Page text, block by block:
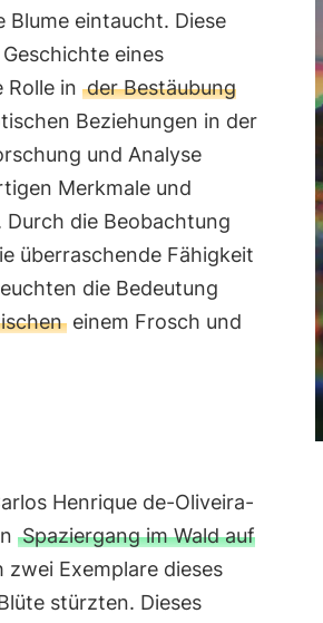
eintaucht. Diese
eines
Rolle in der Bestäubung
Beziehungen in der
und Analyse
Merkmale und
die Beobachtung
überraschende Fähigkeit
die Bedeutung
einem Frosch und
Henrique de-Oliveira-
Spaziergang im Wald auf
Exemplare dieses
stürzten. Dieses